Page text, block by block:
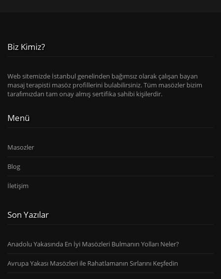
Biz Kimiz?
Web sitemizde İstanbul genelinden bağımsız olarak çalışan bayan
masaj terapisti masöz profillerini bulabilirsiniz. Tüm masözler bizim
tarafımızdan tam onay almış sertifika sahibi kişilerdir.
Menü
Masozler
Blog
İletişim
Son Yazılar
Anadolu Yakasında En İyi Masözleri Bulmanın Yolları Neler?
Avrupa Yakası Masözleri ile Rahatlamanın Sırlarını Keşfedin